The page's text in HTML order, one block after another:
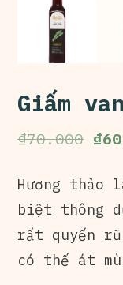
Giấm
₫70.000 ₫
Hương
biệt thông
rất quyến
có thế át